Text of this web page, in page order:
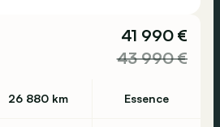
41 990 €
43 990 €
26 880 km Essence